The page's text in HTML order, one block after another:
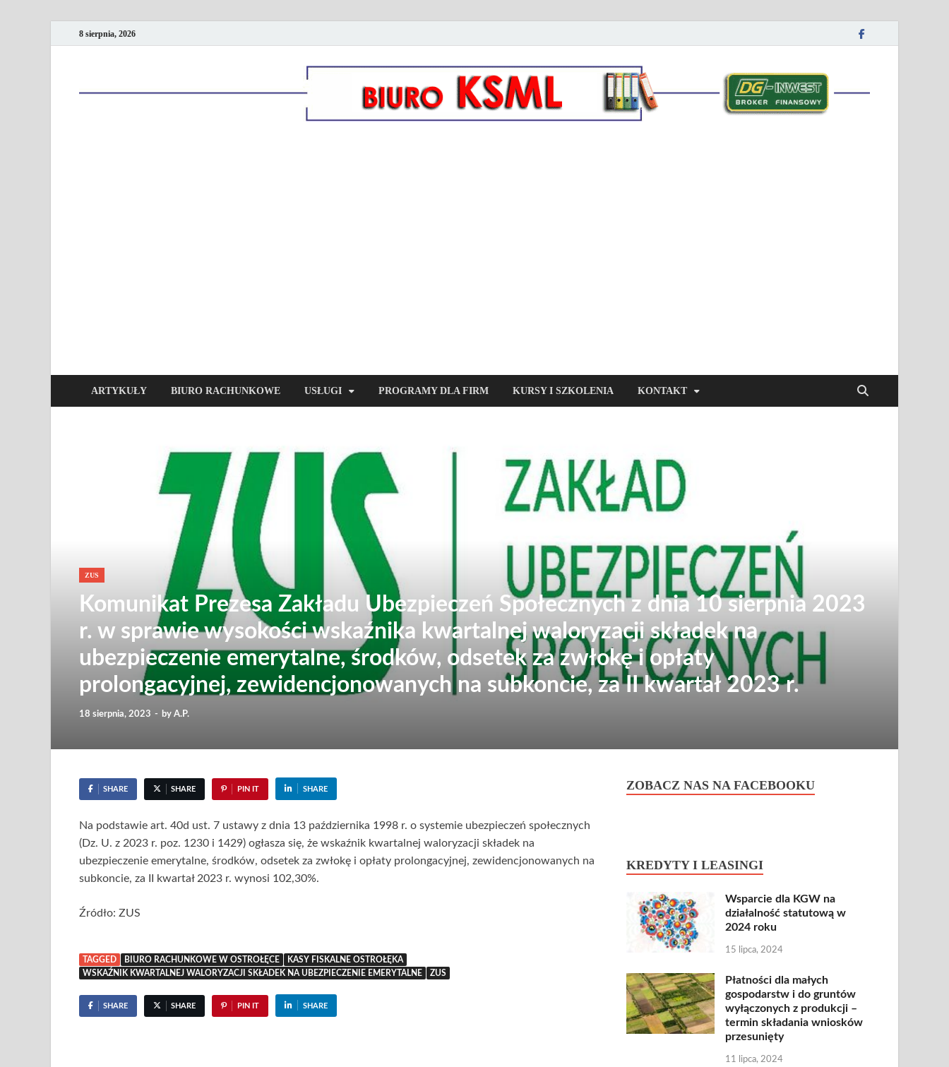
8 sierpnia, 2026
ARTYKUŁY BIURO RACHUNKOWE USŁUGI PROGRAMY DLA FIRM KURSY I SZKOLENIA KONTAKT
ZUS
Komunikat Prezesa Zakładu Ubezpieczeń Społecznych z dnia 10 sierpnia 2023
r. w sprawie wysokości wskaźnika kwartalnej waloryzacji składek na
ubezpieczenie emerytalne, środków, odsetek za zwłokę i opłaty
prolongacyjnej, zewidencjonowanych na subkoncie, za II kwartał 2023 r.
18 sierpnia, 2023 - by A.P.
SHARE SHARE PIN IT SHARE
Na podstawie art. 40d ust. 7 ustawy z dnia 13 października 1998 r. o systemie ubezpieczeń społecznych
(Dz. U. z 2023 r. poz. 1230 i 1429) ogłasza się, że wskaźnik kwartalnej waloryzacji składek na
ubezpieczenie emerytalne, środków, odsetek za zwłokę i opłaty prolongacyjnej, zewidencjonowanych na
subkoncie, za II kwartał 2023 r. wynosi 102,30%.
Źródło: ZUS
TAGGED BIURO RACHUNKOWE W OSTROŁĘCE
KASY FISKALNE OSTROŁĘKA
WSKAŹNIK KWARTALNEJ WALORYZACJI SKŁADEK NA UBEZPIECZENIE EMERYTALNE
ZUS
SHARE SHARE PIN IT SHARE
ZOBACZ NAS NA FACEBOOKU
KREDYTY I LEASINGI
Wsparcie dla KGW na
działalność statutową w
2024 roku
15 lipca, 2024
Płatności dla małych
gospodarstw i do gruntów
wyłączonych z produkcji –
termin składania wniosków
przesunięty
11 lipca, 2024